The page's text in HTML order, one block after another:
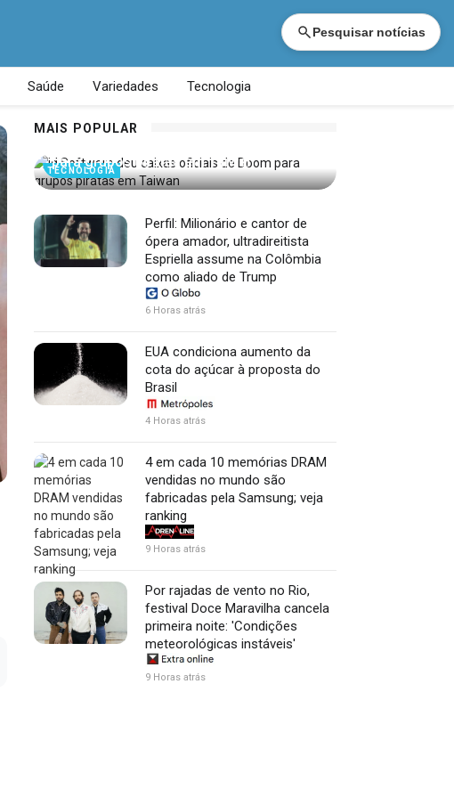
Pesquisar notícias
Saúde Variedades Tecnologia
MAIS POPULAR
TECNOLOGIA
para grupos piratas em Taiwan
Perfil: Milionário e cantor de
ópera amador, ultradireitista
Espriella assume na Colômbia
como aliado de Trump
6 Horas atrás
EUA condiciona aumento da
cota do açúcar à proposta do
Brasil
4 Horas atrás
4 em cada 10 memórias DRAM
vendidas no mundo são
fabricadas pela Samsung; veja
ranking
9 Horas atrás
Por rajadas de vento no Rio,
festival Doce Maravilha cancela
primeira noite: 'Condições
meteorológicas instáveis'
9 Horas atrás